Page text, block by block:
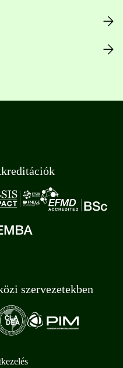
szervezetekben